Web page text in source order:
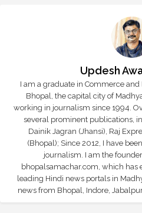
Updesh
I am a graduate in Commerce
Bhopal, the capital city of
working in journalism since 1994.
several prominent publications,
Dainik Jagran (Jhansi), Raj
(Bhopal); Since 2012, I have
journalism. I am the
bhopalsamachar.com, which has
leading Hindi news portals in
news from Bhopal, Indore,